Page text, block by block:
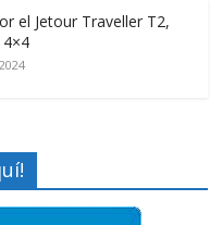
el Jetour Traveller T2,